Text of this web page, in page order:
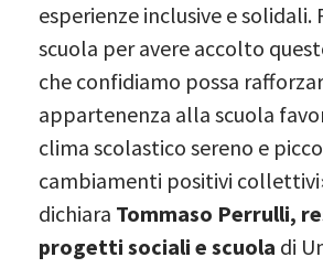
esperienze inclusive e solidali.
scuola per avere accolto
che confidiamo possa
appartenenza alla scuola
clima scolastico sereno e
cambiamenti positivi
dichiara Tommaso Perrulli,
progetti sociali e scuola di